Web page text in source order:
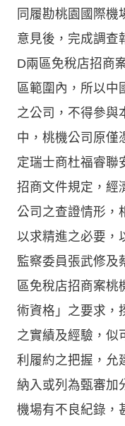
同履勘桃園國際機
意見後，完成調查
D兩區免稅店招商
區範圍內，所以中
之公司，不得參與
中，桃機公司原僅
定瑞士商杜福睿聯
招商文件規定，經
公司之查證情形，
以求精進之必要，
監察委員張武修及
區免稅店招商案桃
術資格」之要求，
之實績及經驗，似
利履約之把握，允
納入或列為甄審加
機場有不良紀錄，